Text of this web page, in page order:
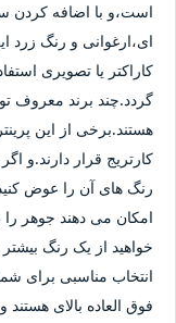
است،و با اضافه کردن
ای،ارغوانی و رنگ زرد
کاراکتر یا تصویری
گردد.چند برند معروف
هستند.برخی از این
کارتریج قرار دارند.و
رنگ های آن را عوض
امکان می دهند جوهر
خواهید از یک رنگ بیشتر
انتخاب مناسبی برای
فوق العاده بالای